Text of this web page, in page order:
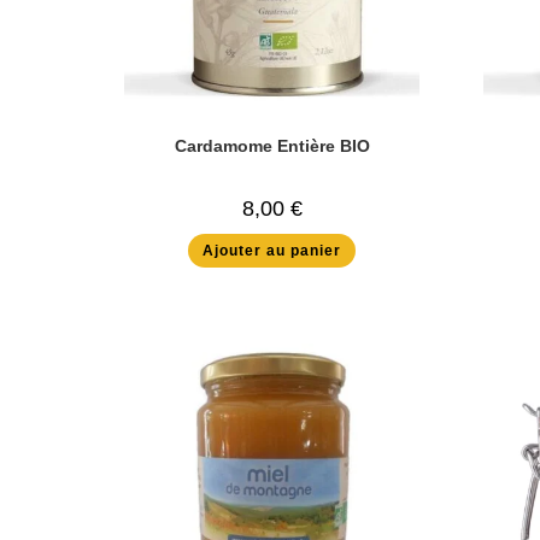
Cardamome Entière BIO
8,00 €
Ajouter au panier